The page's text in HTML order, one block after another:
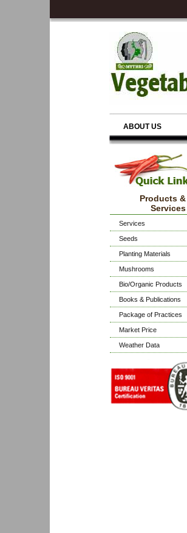
ABOUT US
Products &
Services
Services
Seeds
Planting Materials
Mushrooms
Bio/Organic Products
Books & Publications
Package of Practices
Market Price
Weather Data